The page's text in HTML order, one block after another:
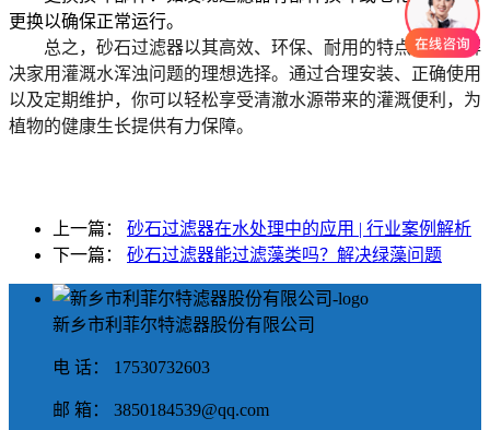
更换以确保正常运行。
总之， 砂石过滤器以其高效、环保、耐用的特点，成为解
决家用灌溉水浑浊问题的理想选择。通过合理安装、正确使用
以及定期维护，你可以轻松享受清澈水源带来的灌溉便利，为
植物的健康生长提供有力保障。
上一篇： 砂石过滤器在水处理中的应用 | 行业案例解析
下一篇： 砂石过滤器能过滤藻类吗？解决绿藻问题
新乡市利菲尔特滤器股份有限公司
电 话： 17530732603
邮 箱： 3850184539@qq.com